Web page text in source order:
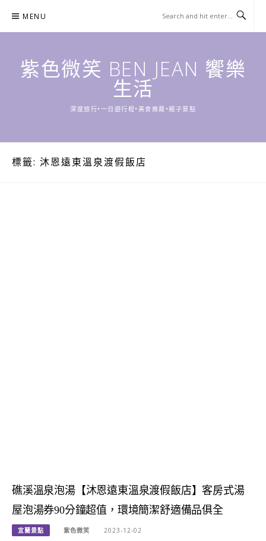
content
MENU
紫色微笑 BEN JEAN 饗樂
生活
深度旅行•一日遊行程•美食推薦•親子景點
標籤: 沐恩遠東溫泉渡假飯店
礁溪溫泉泡湯【沐恩遠東溫泉渡假飯店】客房式湯
屋泡湯券90分鐘超值，環境簡潔舒適備品俱全
宜蘭景點 紫色微笑 2023-12-02